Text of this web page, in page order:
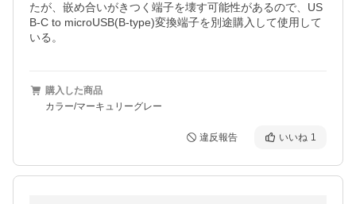
たが、嵌め合いがきつく端子を壊す可能性があるので、US
B-C to microUSB(B-type)変換端子を別途購入して使用して
購入した商品
カラー/マーキュリーグレー
違反報告 いいね 1